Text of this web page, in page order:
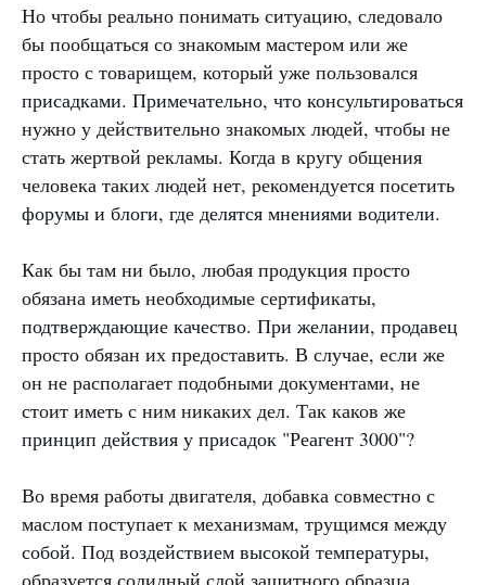
Но чтобы реально понимать ситуацию, следовало
бы пообщаться со знакомым мастером или же
просто с товарищем, который уже пользовался
присадками. Примечательно, что консультироваться
нужно у действительно знакомых людей, чтобы не
стать жертвой рекламы. Когда в кругу общения
человека таких людей нет, рекомендуется посетить
форумы и блоги, где делятся мнениями водители.
Как бы там ни было, любая продукция просто
обязана иметь необходимые сертификаты,
подтверждающие качество. При желании, продавец
просто обязан их предоставить. В случае, если же
он не располагает подобными документами, не
стоит иметь с ним никаких дел. Так каков же
принцип действия у присадок "Реагент 3000"?
Во время работы двигателя, добавка совместно с
маслом поступает к механизмам, трущимся между
собой. Под воздействием высокой температуры,
образуется солидный слой защитного образца.